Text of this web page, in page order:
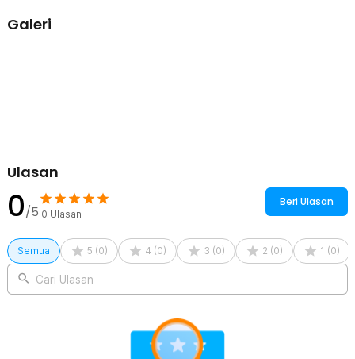
ini menggunakan bahan ABS bertekstur yang lembut dan tidak licin.
Galeri
Ulasan
0/5 0 Ulasan
Beri Ulasan
Semua 5 (0) 4 (0) 3 (0) 2 (0) 1 (0)
Cari Ulasan